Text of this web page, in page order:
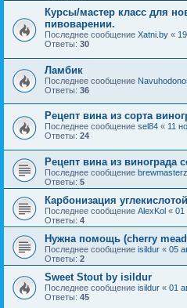
Курсы/мастер класс для
пивоварении.
Последнее сообщение Xatni.by «
Ответы: 30
Ламбик
Последнее сообщение
Ответы: 36
Рецепт вина из сорта
Последнее сообщение sel84 « 11
Ответы: 24
Рецепт вина из винограда
Последнее сообщение brewmasterz
Ответы: 5
Карбонизация
Последнее сообщение AlexKol « 01
Ответы: 4
Нужна помощь (cherry
Последнее сообщение isildur « 05
Ответы: 2
Sweet Stout by isildur
Последнее сообщение isildur « 01
Ответы: 45